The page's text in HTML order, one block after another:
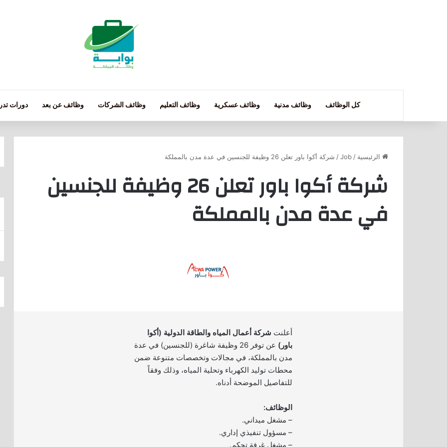
كل الوظائف وظائف مدنية وظائف عسكرية وظائف التعليم وظائف الشركات وظائف عن بعد دورات
الرئيسية /
Job
/ شركة أكوا باور تعلن 26 وظيفة للجنسين في عدة مدن بالمملكة
شركة أكوا باور تعلن 26 وظيفة للجنسين
في عدة مدن بالمملكة
أعلنت شركة أعمال المياه والطاقة الدولية (أكوا
باور)
عن توفر 26 وظيفة شاغرة (للجنسين) في عدة
مدن بالمملكة، في مجالات وتخصصات متنوعة ضمن
محطات توليد الكهرباء وتحلية المياه، وذلك وفقاً
للتفاصيل الموضحة أدناه.
الوظائف:
– مشغل ميداني.
– مسؤول تنفيذي إداري.
– مشغل غرفة تحكم.